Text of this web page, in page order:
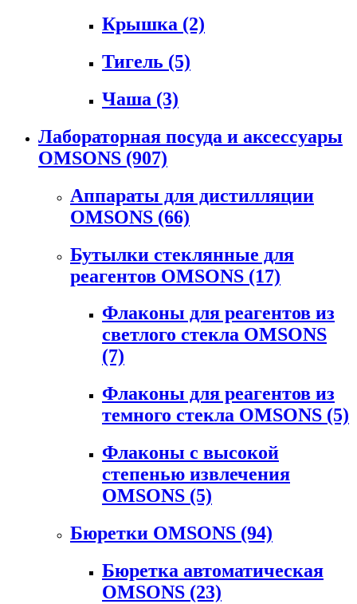
Крышка (2)
Тигель (5)
Чаша (3)
Лабораторная посуда и аксессуары
OMSONS (907)
Аппараты для дистилляции
OMSONS (66)
Бутылки стеклянные для
реагентов OMSONS (17)
Флаконы для реагентов из
светлого стекла OMSONS
(7)
Флаконы для реагентов из
темного стекла OMSONS (5)
Флаконы с высокой
степенью извлечения
OMSONS (5)
Бюретки OMSONS (94)
Бюретка автоматическая
OMSONS (23)